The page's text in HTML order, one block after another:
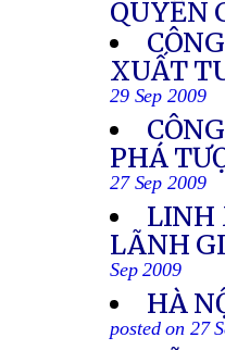
QUYỀN
XUẤT
29 Sep 2009
PHÁ
27 Sep 2009
LINH
LÃNH
Sep 2009
HÀ
posted on 27